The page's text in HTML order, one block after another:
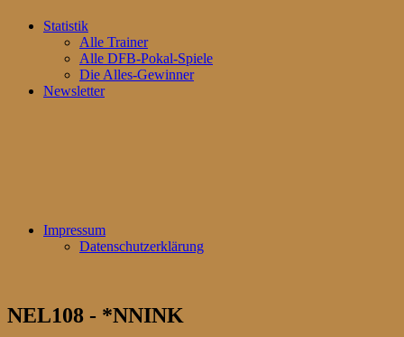
Statistik
Alle Trainer
Alle DFB-Pokal-Spiele
Die Alles-Gewinner
Newsletter
Impressum
Datenschutzerklärung
NEL108 - *NNINK